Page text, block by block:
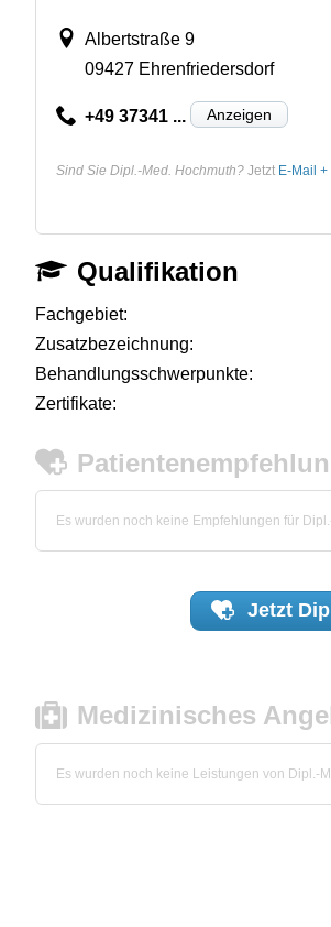
Albertstraße 9
09427 Ehrenfriedersdorf
+49 37341 ... Anzeigen
Sind Sie Dipl.-Med. Hochmuth? Jetzt E-Mail
Qualifikation
Fachgebiet:
Zusatzbezeichnung:
Behandlungsschwerpunkte:
Zertifikate:
Es wurden noch keine Empfehlungen für
Jetzt
Medizinisches
Es wurden noch keine Leistungen von Dipl.-